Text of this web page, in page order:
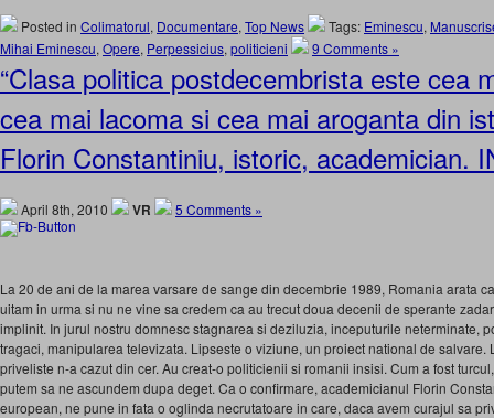
Posted in Colimatorul, Documentare, Top News Tags: Eminescu,
Mihai Eminescu, Opere, Perpessicius, politicieni 9 Comments »
“Clasa politica postdecembrista este cea
cea mai lacoma si cea mai aroganta din
Florin Constantiniu, istoric, academician.
April 8th, 2010 VR 5 Comments »
La 20 de ani de la marea varsare de sange din decembrie 1989, Romania arata
uitam in urma si nu ne vine sa credem ca au trecut doua decenii de sperante
implinit. In jurul nostru domnesc stagnarea si deziluzia, inceputurile neterminate,
tragaci, manipularea televizata. Lipseste o viziune, un proiect national de salvare.
priveliste n-a cazut din cer. Au creat-o politicienii si romanii insisi. Cum a fost
putem sa ne ascundem dupa deget. Ca o confirmare, academicianul Florin
european, ne pune in fata o oglinda necrutatoare in care, daca avem curajul sa